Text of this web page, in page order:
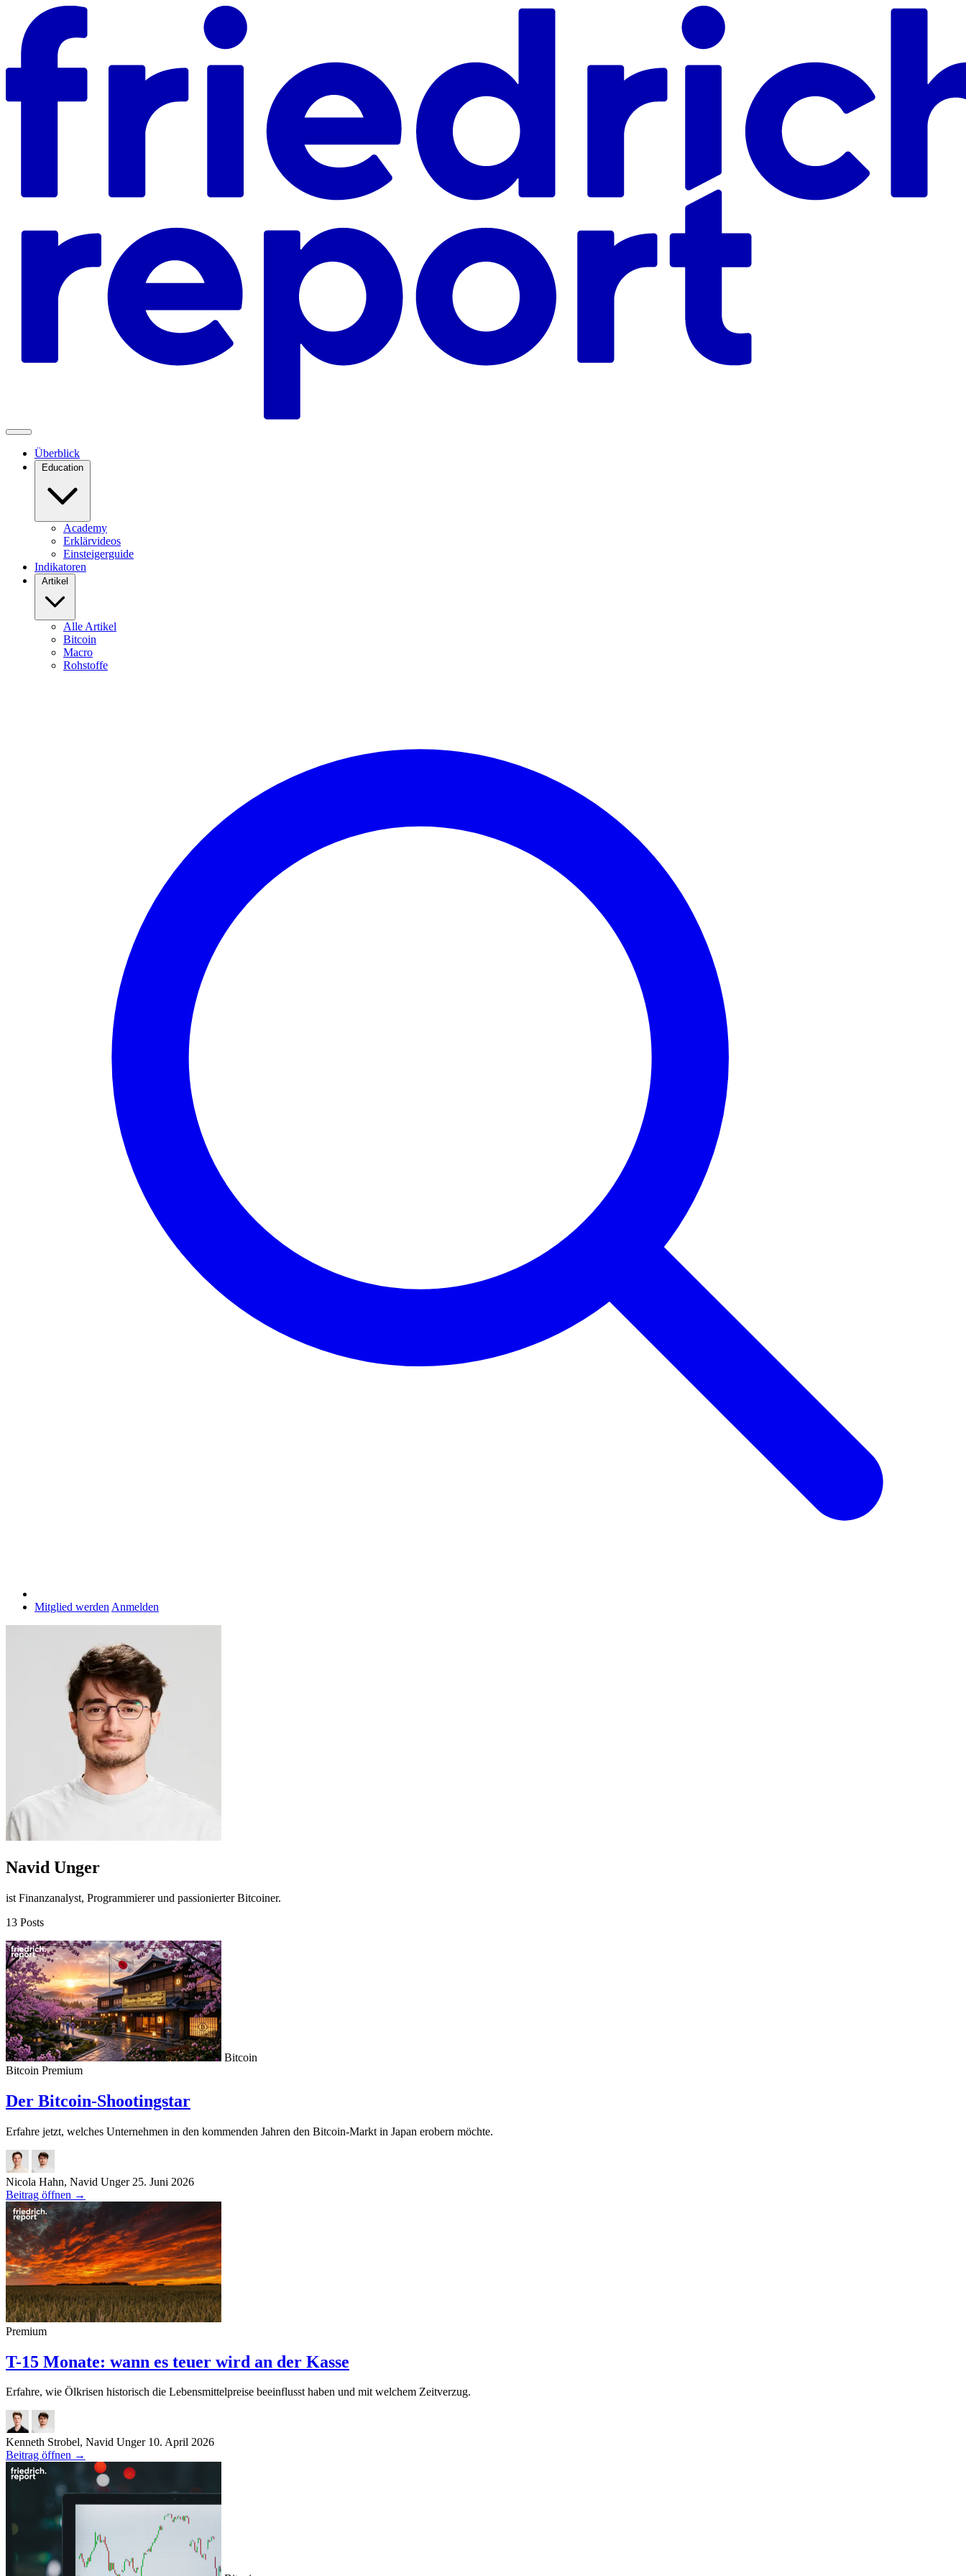
Überblick
Education
Academy
Erklärvideos
Einsteigerguide
Indikatoren
Artikel
Alle Artikel
Bitcoin
Macro
Rohstoffe
Mitglied werden Anmelden
Navid Unger
ist Finanzanalyst, Programmierer und passionierter Bitcoiner.
13 Posts
Bitcoin
Bitcoin Premium
Der Bitcoin-Shootingstar
Erfahre jetzt, welches Unternehmen in den kommenden Jahren den Bitcoin-Markt in Japan erobern möchte.
Nicola Hahn, Navid Unger 25. Juni 2026
Beitrag öffnen →
Premium
T-15 Monate: wann es teuer wird an der Kasse
Erfahre, wie Ölkrisen historisch die Lebensmittelpreise beeinflusst haben und mit welchem Zeitverzug.
Kenneth Strobel, Navid Unger 10. April 2026
Beitrag öffnen →